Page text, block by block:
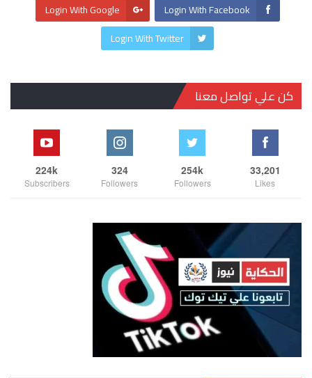
Login With Facebook
Login With Google
Login With Twitter
كن علي تواصل معنا
33,201
Likes
254k
Followers
324
Followers
224k
Subscribers